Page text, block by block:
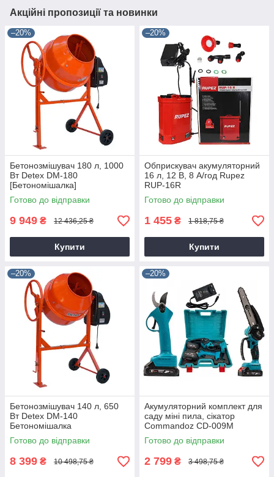
Акційні пропозиції та новинки
–20%
Бетонозмішувач 180 л, 1000
Вт Detex DM-180
[Бетономішалка]
Готово до відправки
9 949 ₴ 12 436,25 ₴
Купити
–20%
Обприскувач акумуляторний
16 л, 12 В, 8 А/год Rupez
RUP-16R
Готово до відправки
1 455 ₴ 1 818,75 ₴
Купити
–20%
Бетонозмішувач 140 л, 650
Вт Detex DM-140
Бетономішалка
Готово до відправки
8 399 ₴ 10 498,75 ₴
–20%
Акумуляторний комплект для
саду міні пила, сікатор
Commandoz CD-009M
Готово до відправки
2 799 ₴ 3 498,75 ₴